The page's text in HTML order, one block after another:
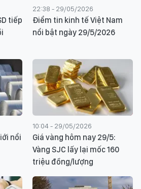
tiếp
22:38 - 29/05/2026
Điểm tin kinh tế Việt Nam
nổi bật ngày 29/5/2026
nổi
10:04 - 29/05/2026
Giá vàng hôm nay 29/5:
Vàng SJC lấy lại mốc 160
triệu đồng/lượng